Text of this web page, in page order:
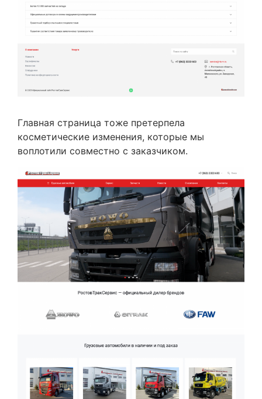
Главная страница тоже претерпела
косметические изменения, которые мы
воплотили совместно с заказчиком.